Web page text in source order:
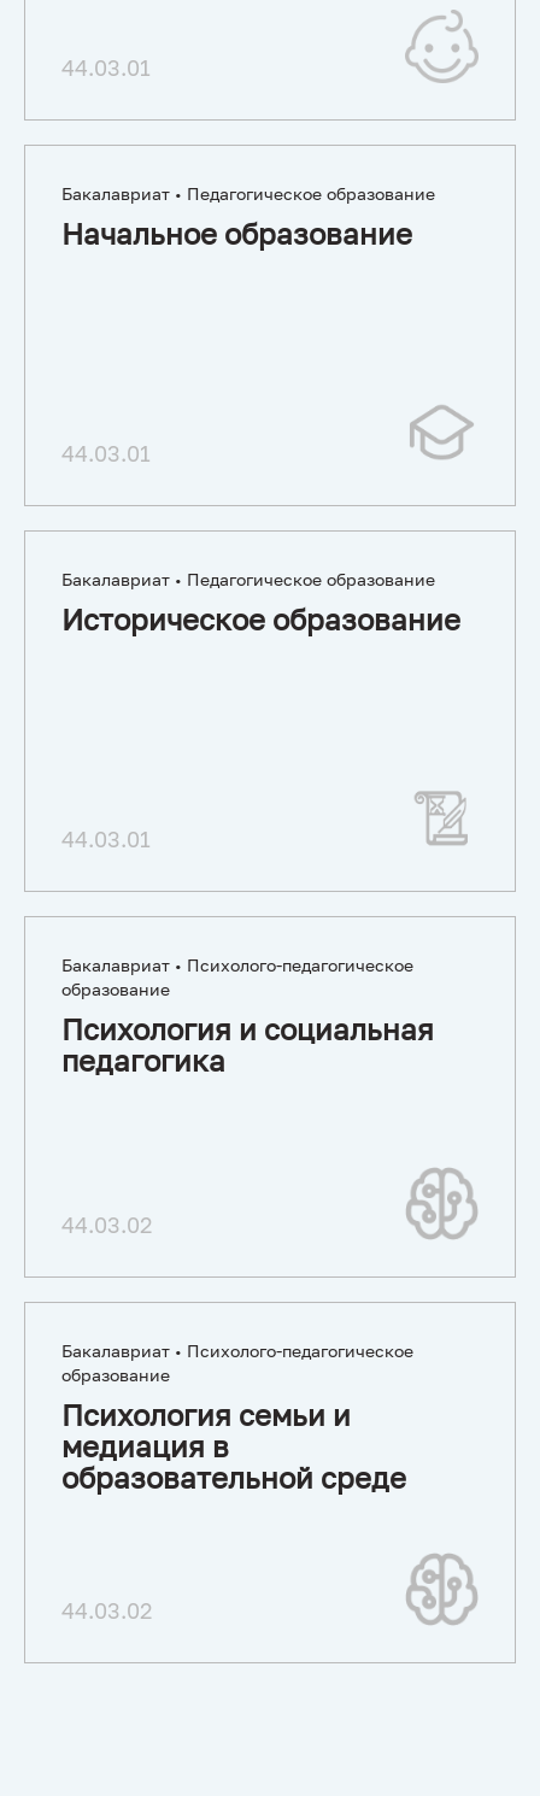
44.03.01
Бакалавриат • Педагогическое образование
Начальное образование
44.03.01
Бакалавриат • Педагогическое образование
Историческое образование
44.03.01
Бакалавриат • Психолого-педагогическое
образование
Психология и социальная
педагогика
44.03.02
Бакалавриат • Психолого-педагогическое
образование
Психология семьи и
медиация в
образовательной среде
44.03.02